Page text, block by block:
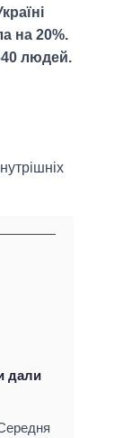
на 20%.
людей.
дали